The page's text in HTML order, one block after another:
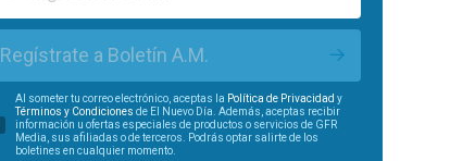
Regístrate a Boletín A.M.
Al someter tu correo electrónico, aceptas la Política de Privacidad y
Términos y Condiciones de El Nuevo Día. Además, aceptas recibir
información u ofertas especiales de productos o servicios de GFR
Media, sus afiliadas o de terceros. Podrás optar salirte de los
boletines en cualquier momento.